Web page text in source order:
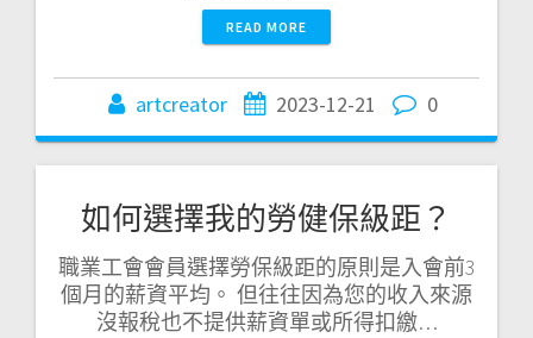
READ MORE
artcreator 2023-12-21 0
如何選擇我的勞健保級距？
職業工會會員選擇勞保級距的原則是入會前3
個月的薪資平均。 但往往因為您的收入來源
沒報稅也不提供薪資單或所得扣繳…